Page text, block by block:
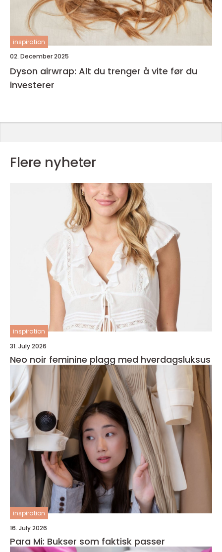
inspiration
02. December 2025
Dyson airwrap: Alt du trenger å vite før du
investerer
Flere nyheter
inspiration
31. July 2026
Neo noir feminine plagg med hverdagsluksus
inspiration
16. July 2026
Para Mi: Bukser som faktisk passer